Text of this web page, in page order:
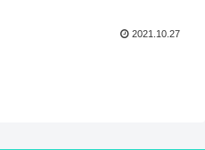
2021.10.27